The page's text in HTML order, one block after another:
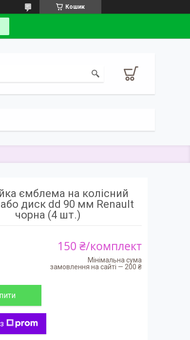
Кошик
ємблема на колісний
диск dd 90 мм Renault
чорна (4 шт.)
150 ₴/комплект
Мінімальна сума
замовлення на сайті — 200 ₴